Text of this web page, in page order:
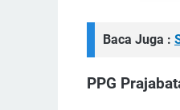
Baca Juga :
PPG